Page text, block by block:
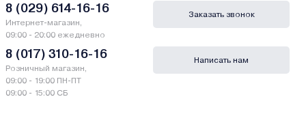
8 (029) 614-16-16
Интернет-магазин,
09:00 - 20:00 ежедневно
8 (017) 310-16-16
Розничный магазин,
09:00 - 19:00 ПН-ПТ
09:00 - 15:00 СБ
Заказать звонок
Написать нам